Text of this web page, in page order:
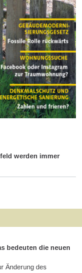
werden immer
bedeuten die neuen
Änderung des